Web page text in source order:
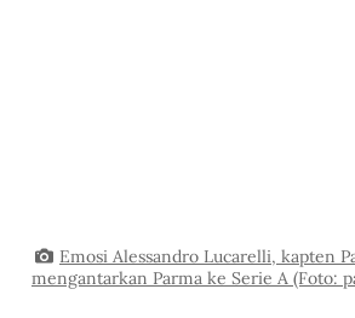
Emosi Alessandro Lucarelli, kapten
mengantarkan Parma ke Serie A (Foto: